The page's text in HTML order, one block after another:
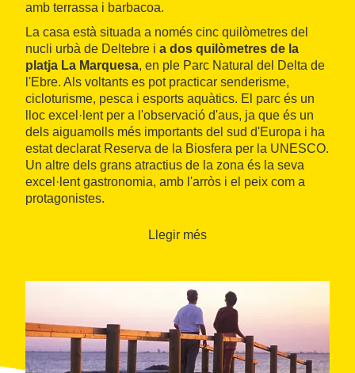
amb terrassa i barbacoa.
La casa està situada a només cinc quilòmetres del
nucli urbà de Deltebre i a dos quilòmetres de la
platja La Marquesa, en ple Parc Natural del Delta de
l'Ebre. Als voltants es pot practicar senderisme,
cicloturisme, pesca i esports aquàtics. El parc és un
lloc excel·lent per a l'observació d'aus, ja que és un
dels aiguamolls més importants del sud d'Europa i ha
estat declarat Reserva de la Biosfera per la UNESCO.
Un altre dels grans atractius de la zona és la seva
excel·lent gastronomia, amb l'arròs i el peix com a
protagonistes.
Llegir més